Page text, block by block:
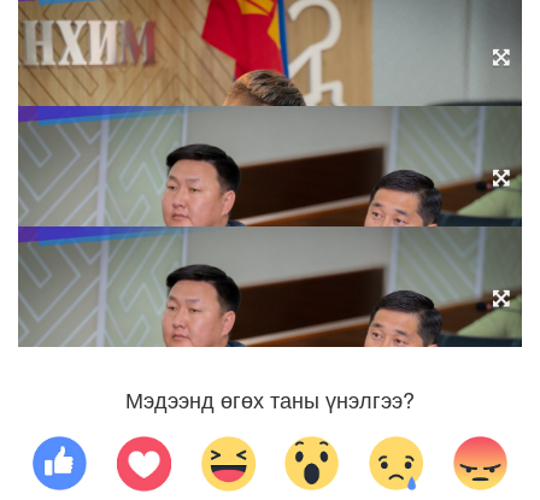
Мэдээнд өгөх таны үнэлгээ?